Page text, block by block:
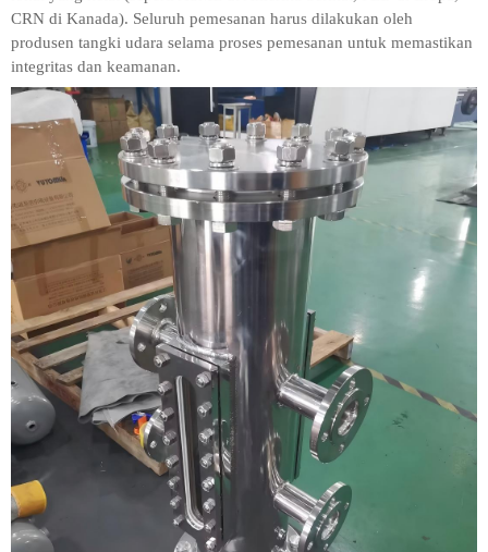
CRN di Kanada). Seluruh pemesanan harus dilakukan oleh
produsen tangki udara selama proses pemesanan untuk memastikan
integritas dan keamanan.